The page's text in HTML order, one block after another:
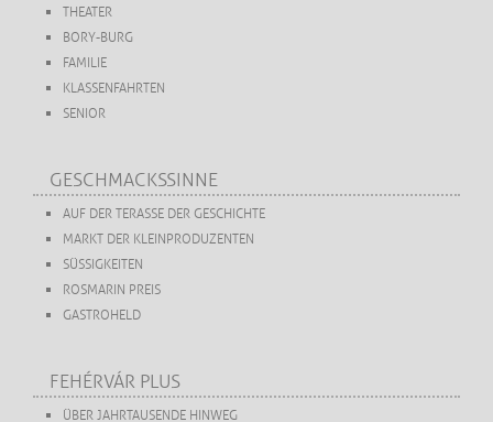
THEATER
BORY-BURG
FAMILIE
KLASSENFAHRTEN
SENIOR
GESCHMACKSSINNE
AUF DER TERASSE DER GESCHICHTE
MARKT DER KLEINPRODUZENTEN
SÜSSIGKEITEN
ROSMARIN PREIS
GASTROHELD
FEHÉRVÁR PLUS
ÜBER JAHRTAUSENDE HINWEG